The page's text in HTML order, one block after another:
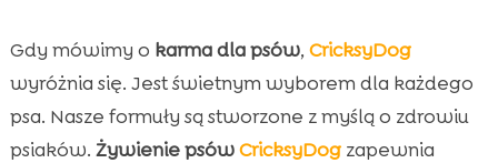
Gdy mówimy o karma dla psów, CricksyDog
wyróżnia się. Jest świetnym wyborem dla każdego
psa. Nasze formuły są stworzone z myślą o zdrowiu
psiaków. Żywienie psówCricksyDogzapewnia